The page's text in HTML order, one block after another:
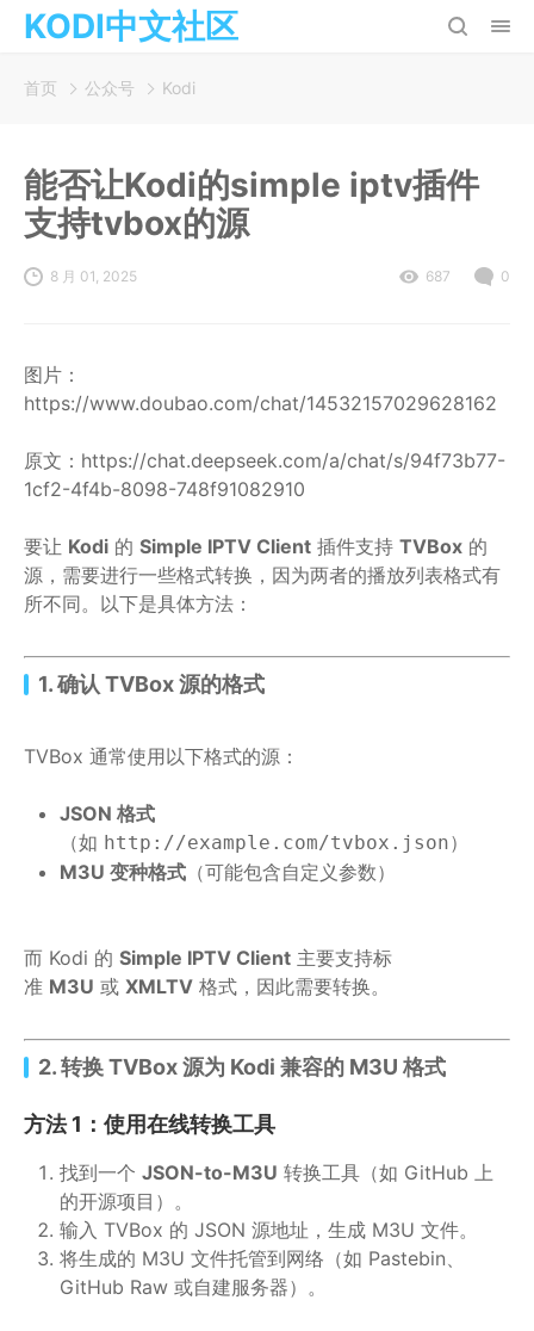
KODI中文社区
首页 公众号 Kodi
能否让Kodi的simple iptv插件
支持tvbox的源
8 月 01, 2025 687 0
图片：
https://www.doubao.com/chat/14532157029628162
原文：https://chat.deepseek.com/a/chat/s/94f73b77-
1cf2-4f4b-8098-748f91082910
要让 Kodi 的 Simple IPTV Client 插件支持 TVBox 的
源，需要进行一些格式转换，因为两者的播放列表格式有
所不同。以下是具体方法：
1. 确认 TVBox 源的格式
TVBox 通常使用以下格式的源：
JSON 格式
（如 http://example.com/tvbox.json）
M3U 变种格式 （可能包含自定义参数）
而 Kodi 的 Simple IPTV Client 主要支持标
准 M3U 或 XMLTV 格式，因此需要转换。
2. 转换 TVBox 源为 Kodi 兼容的 M3U 格式
方法 1：使用在线转换工具
找到一个 JSON-to-M3U 转换工具（如 GitHub 上
的开源项目）。
输入 TVBox 的 JSON 源地址，生成 M3U 文件。
将生成的 M3U 文件托管到网络（如 Pastebin、
GitHub Raw 或自建服务器）。